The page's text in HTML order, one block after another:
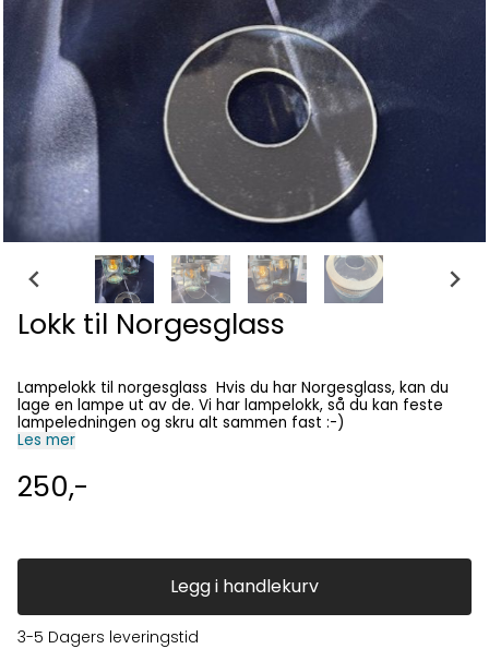
Lokk til Norgesglass
Lampelokk til norgesglass Hvis du har Norgesglass, kan du
lage en lampe ut av de. Vi har lampelokk, så du kan feste
Les mer
250,-
Legg i handlekurv
3-5 Dagers leveringstid